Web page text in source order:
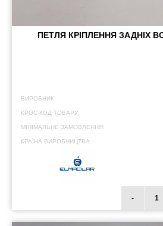
ПЕТЛЯ КРІПЛЕННЯ ЗАДНІХ
ВИРОБНИК:
КРОС-КОД ТОВАРУ:
МІНІМАЛЬНЕ ЗАМОВЛЕННЯ:
КРАЇНА ВИРОБНИЦТВА:
-